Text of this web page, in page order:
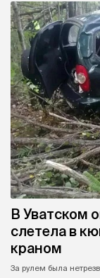
В Уватском
слетела в
краном
За рулем была